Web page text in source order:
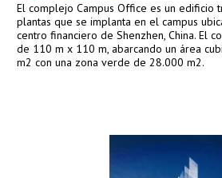
El complejo Campus Office es un edificio
plantas que se implanta en el campus
centro financiero de Shenzhen, China. El
de 110 m x 110 m, abarcando un área
m2 con una zona verde de 28.000 m2.